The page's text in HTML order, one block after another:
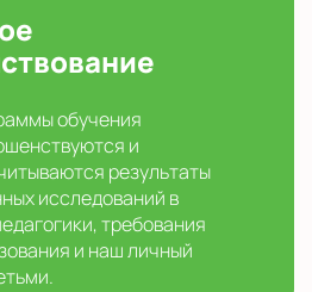
обучения
и
результаты
исследований в
требования
и наш личный